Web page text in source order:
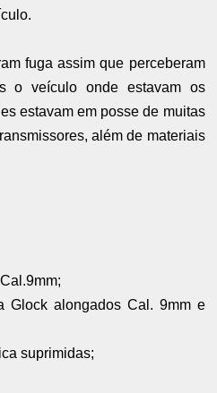
fuga assim que perceberam
o veículo onde estavam os
estavam em posse de muitas
além de materiais
Glock alongados Cal. 9mm e
suprimidas;